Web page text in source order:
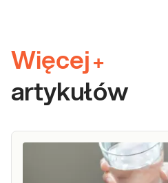
Więcej +
artykułów